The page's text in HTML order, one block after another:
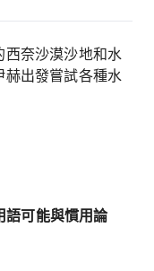
奈沙漠沙地和水
赫出發嘗試各種水
語可能與慣用論